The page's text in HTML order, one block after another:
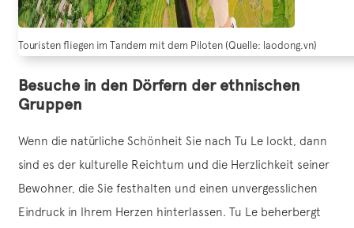
Touristen fliegen im Tandem mit dem Piloten (Quelle: laodong.vn)
Besuche in den Dörfern der ethnischen
Gruppen
Wenn die natürliche Schönheit Sie nach Tu Le lockt, dann
sind es der kulturelle Reichtum und die Herzlichkeit seiner
Bewohner, die Sie festhalten und einen unvergesslichen
Eindruck in Ihrem Herzen hinterlassen. Tu Le beherbergt